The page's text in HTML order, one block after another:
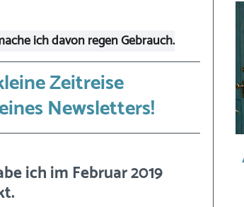
ich davon regen Gebrauch.
Zeitreise
Newsletters!
ich im Februar 2019